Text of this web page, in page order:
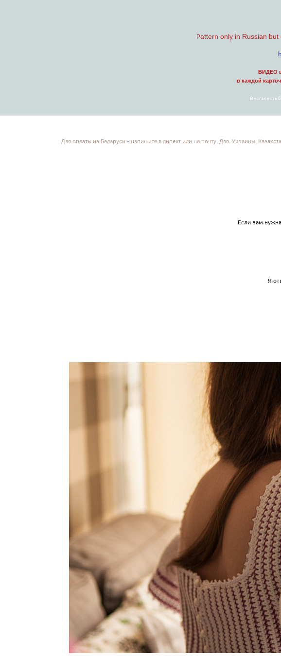
Pattern only in Russian but
ВИДЕО
в каждой
В чатах есть
Для оплаты из Беларуси - напишите в директ или на почту. Для Украины,
Если вам
Я